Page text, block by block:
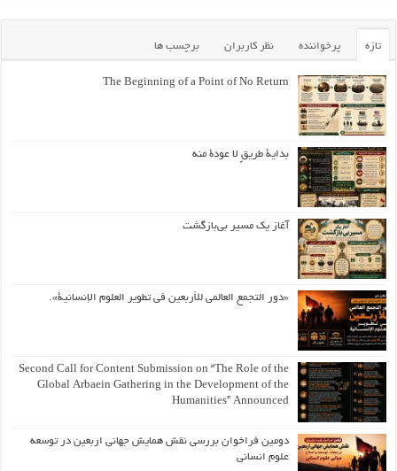
تازه پرخواننده نظر کاربران برچسب ها
The Beginning of a Point of No Return
بداية طريقٍ لا عودة منه
آغاز یک مسیر بی‌بازگشت
«دور التجمع العالمي للأربعين في تطوير العلوم الإنسانية».
Second Call for Content Submission on “The Role of the
Global Arbaein Gathering in the Development of the
Humanities” Announced
دومین فراخوان بررسی نقش همایش جهانی اربعین در توسعه
علوم انسانی